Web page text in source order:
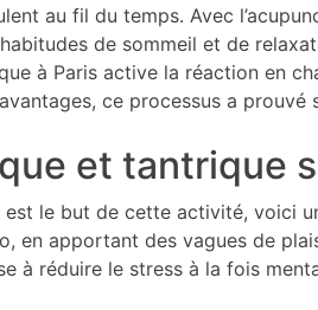
au fil du temps. Avec
de sommeil et de
à Paris active la réaction en
ce processus a
et tantrique
le but de cette activité, voici
en apportant des vagues de
à réduire le stress à la fois